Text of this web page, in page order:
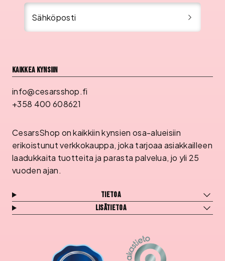
Sähköposti
Kaikkea kynsiin
info@cesarsshop.fi
+358 400 608621
CesarsShop on kaikkiin kynsien osa-alueisiin
erikoistunut verkkokauppa, joka tarjoaa asiakkailleen
laadukkaita tuotteita ja parasta palvelua, jo yli 25
vuoden ajan.
Tietoa
Lisätietoa